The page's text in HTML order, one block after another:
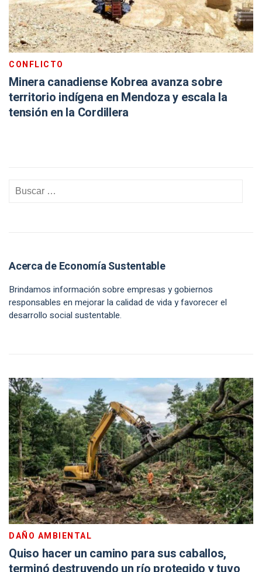
CONFLICTO
Minera canadiense Kobrea avanza sobre
territorio indígena en Mendoza y escala la
tensión en la Cordillera
Acerca de Economía Sustentable
Brindamos información sobre empresas y gobiernos
responsables en mejorar la calidad de vida y favorecer el
desarrollo social sustentable.
DAÑO AMBIENTAL
Quiso hacer un camino para sus caballos,